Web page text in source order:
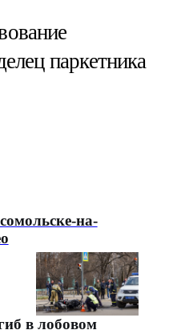
паркетника
на-
в лобовом